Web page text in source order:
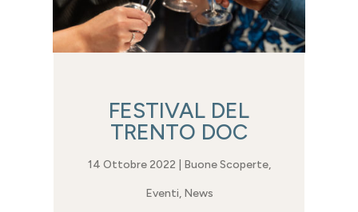
FESTIVAL DEL
TRENTO DOC
14 Ottobre 2022 Buone Scoperte,
Eventi, News